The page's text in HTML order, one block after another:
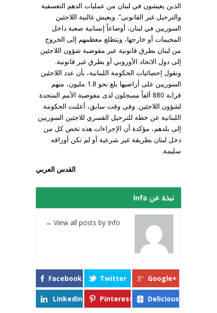
الذين يعيشون في لبنان من عمليات الدهم التعسفية
والترحيل غير القانوني”. ويعيش غالبية اللاجئين
السوريين في لبنان، أوضاعاً إنسانية صعبة داخل
المخيمات أو خارجها، ويتطلع معظمهم إلى الخروج
من لبنان بطرق قانونية عبر مفوضية شؤون اللاجئين
إلى دول الاتحاد الأوروبي أو بطرق غير قانونية.
وتقول إحصائيات الحكومة اللبنانية، بأن عدد اللاجئين
السوريين على أراضيها بلغ نحو 1.8 مليون، منهم
قرابة 880 ألفاً مسجلون لدى مفوضية الأمم المتحدة
لشؤون اللاجئين. وفي وقت سابق، أعلنت الحكومة
اللبنانية عن خطة للترحيل القسري للاجئين السوريين
إلى بلدهم، مؤكدة أن الإجراءات هذه تخص كل من
دخل لبنان بطريقة غير شرعية أو لم تكن أوراقه
سليمة.
القدس العربي
نبذة عن Info
View all posts by Info
→
Facebook Twitter Google+
Linkedin Pinterest Delicious